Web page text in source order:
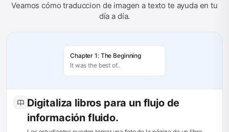
Veamos cómo traduccion de imagen a texto te ayuda en tu
día a día.
Chapter 1: The Beginning
It was the best of..
Digitaliza libros para un flujo de
información fluido.